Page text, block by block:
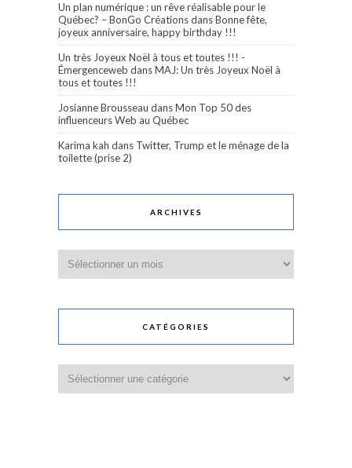
Un plan numérique : un rêve réalisable pour le
Québec? – BonGo CréationsdansBonne fête,
joyeux anniversaire, happy birthday !!!
Un très Joyeux Noël à tous et toutes !!! -
Émergenceweb dansMAJ: Un très Joyeux Noël à
tous et toutes !!!
Josianne Brousseau dansMon Top 50 des
influenceurs Web au Québec
Karima kah dans Twitter, Trump et le ménage de la
toilette (prise 2)
ARCHIVES
CATÉGORIES